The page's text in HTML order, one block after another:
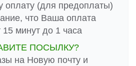
(для предоплаты)
что Ваша оплата
15 минут до 1 часа
ПОСЫЛКУ?
на Новую почту и